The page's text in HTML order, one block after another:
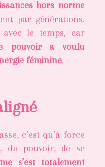
hors norme
par générations.
avec le temps, car
pouvoir a voulu
féminine.
c’est qu’à force
du pouvoir, de se
s’est totalement